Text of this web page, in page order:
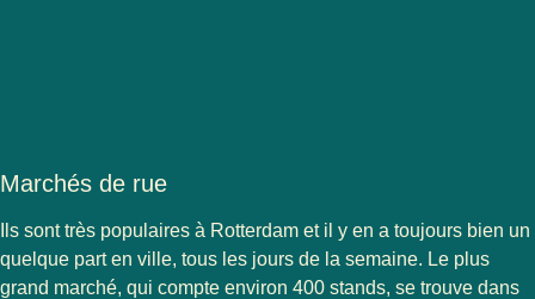
Marchés de rue
Ils sont très populaires à Rotterdam et il y en a toujours bien un
quelque part en ville, tous les jours de la semaine. Le plus
grand marché, qui compte environ 400 stands, se trouve dans